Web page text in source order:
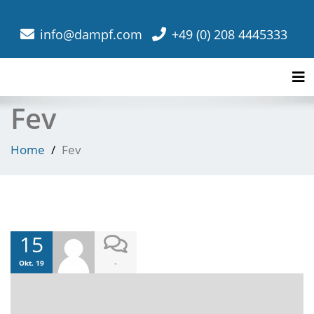
info@dampf.com +49 (0) 208 4445333
Fev
Home Fev
15
Okt. 19 -